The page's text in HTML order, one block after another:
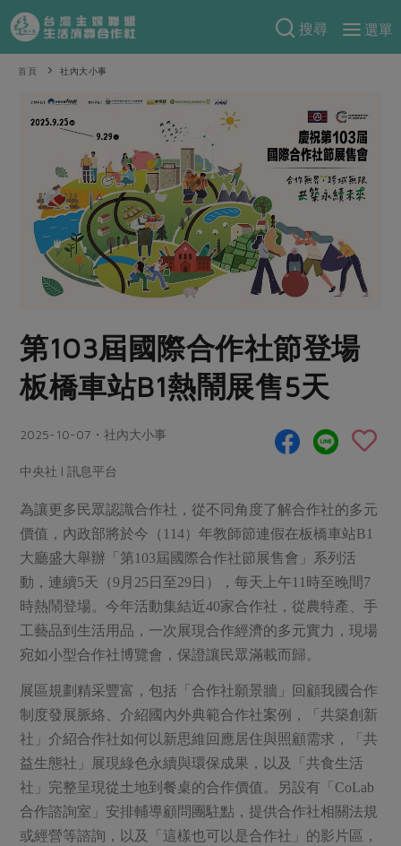
搜尋
選單
產品分類
當季蔬果
當令水果
芽苗類 蕈菇類
辛香料類
奶蛋豆・五穀
乳製品
肉品・水產
畜產肉類 水產
水畜加工品
調味醬料/南北貨 烘焙
休閒零嘴 沖泡飲品
保健食品
居家好物
家庭清潔 織品
日用品 圖書禮品
防災用品
最新產品
食譜料理
麵食
肉食
海鮮
蔬食
蛋料理
料理方式
烘焙．點心
醬料
湯品．鍋物
漬物
涼拌沙拉
飲品
主題食譜
異國料理
年菜食譜
養身食補
節慶大餐
特別企畫
預購活動
把最好的台灣味帶回家！
防災用品預購圓滿結束
2026年端午節預購圓滿結束
當季產品
更多當季產品
議題活動
主婦聯盟X樂齡網特約優惠案
30%rPET紅烏龍茶
2024農業發展計畫年度報告
更多議題活動
傳到心坎裡，誠心又澎派
綠主張
觀點文章
主婦食堂 一籃菜真心話
產品故事 生活提案
樂齡生活 親子食育
非基改運動 支持本土農糧
廢核運動 能源議題
減添加物 減塑減廢
公益金 食農教育
更多議題
綠主張月刊
典藏閱覽室
關於合作社
認識合作社
合作社組織
員工與求才
檢驗報告
硝酸鹽檢驗
社員權益
合作社法規
選舉專區
最新消息
媒體報導
下載專區
重要公告
首頁 社內大小事
第103屆國際合作社節登場
板橋車站B1熱鬧展售5天
2025-10-07・社內大小事
中央社 l 訊息平台
為讓更多民眾認識合作社，從不同角度了解合作社的多元
價值，內政部將於今（114）年教師節連假在板橋車站B1
大廳盛大舉辦「第103屆國際合作社節展售會」系列活
動，連續5天（9月25日至29日），每天上午11時至晚間7
時熱鬧登場。今年活動集結近40家合作社，從農特產、手
工藝品到生活用品，一次展現合作經濟的多元實力，現場
宛如小型合作社博覽會，保證讓民眾滿載而歸。
展區規劃精采豐富，包括「合作社願景牆」回顧我國合作
制度發展脈絡、介紹國內外典範合作社案例，「共築創新
社」介紹合作社如何以新思維回應居住與照顧需求，「共
益生態社」展現綠色永續與環保成果，以及「共食生活
社」完整呈現從土地到餐桌的合作價值。另設有「CoLab
合作諮詢室」安排輔導顧問團駐點，提供合作社相關法規
或經營等諮詢，以及「這樣也可以是合作社」的影片區，